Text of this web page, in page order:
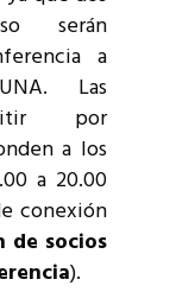
serán
a
Las
por
a los
a 20.00
conexión
de socios
).